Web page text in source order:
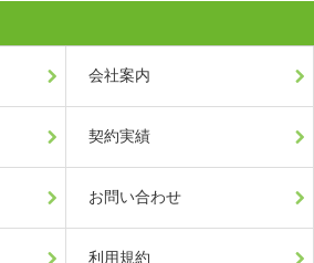
会社案内
契約実績
お問い合わせ
利用規約